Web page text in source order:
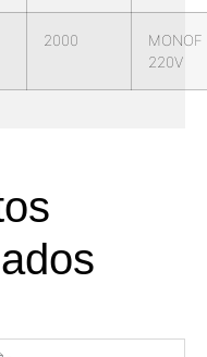
2000
MONOF
220V